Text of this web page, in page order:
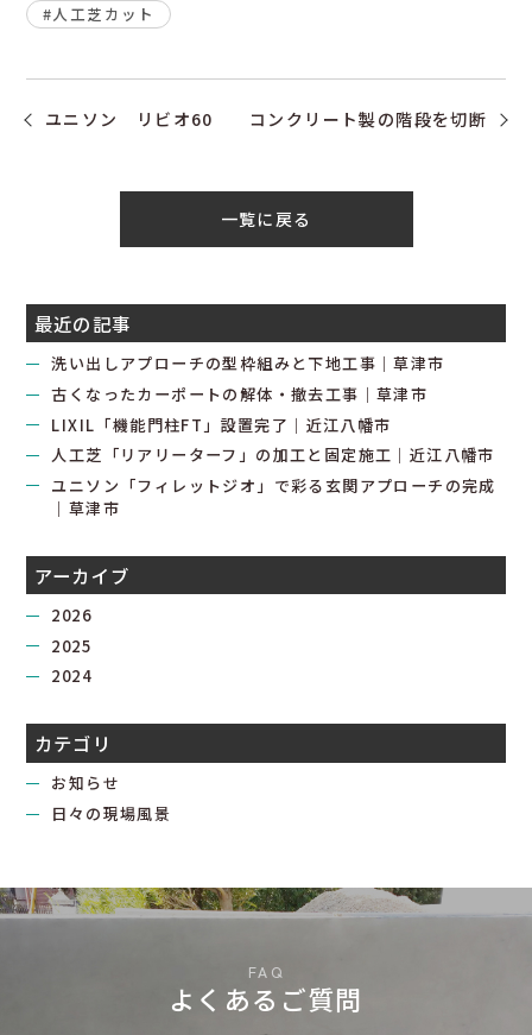
#人工芝カット
コンクリート製の階段を切断
ユニソン リビオ60
一覧に戻る
最近の記事
洗い出しアプローチの型枠組みと下地工事｜草津市
古くなったカーポートの解体・撤去工事｜草津市
LIXIL「機能門柱FT」設置完了｜近江八幡市
人工芝「リアリーターフ」の加工と固定施工｜近江八幡市
ユニソン「フィレットジオ」で彩る玄関アプローチの完成
｜草津市
アーカイブ
2026
2025
2024
カテゴリ
お知らせ
日々の現場風景
よくあるご質問